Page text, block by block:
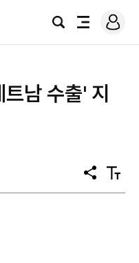
검
전
로
그
남 수출' 지
공
유
텍
스